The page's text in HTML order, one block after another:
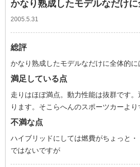
かなり熟成したモデルなだけ
2005.5.31
総評
かなり熟成したモデルなだけに全体的に
満足している点
走りはほぼ満点。動力性能は抜群です
ります。そこらへんのスポーツカーより
不満な点
ハイブリッドにしては燃費がちょっと
ではないですが